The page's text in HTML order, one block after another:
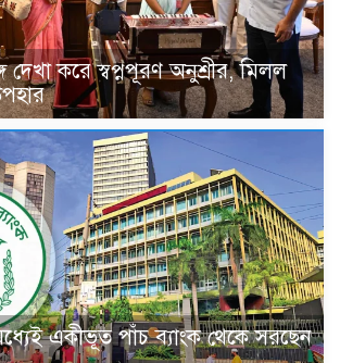
দেখা করে স্বপ্নপূরণ অনুশ্রীর, মিলল
একীভূত পাঁচ ব্যাংক থেকে সরছেন